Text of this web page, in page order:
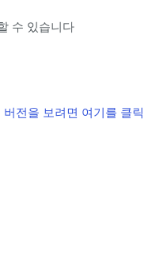
전을 보려면 여기를 클릭